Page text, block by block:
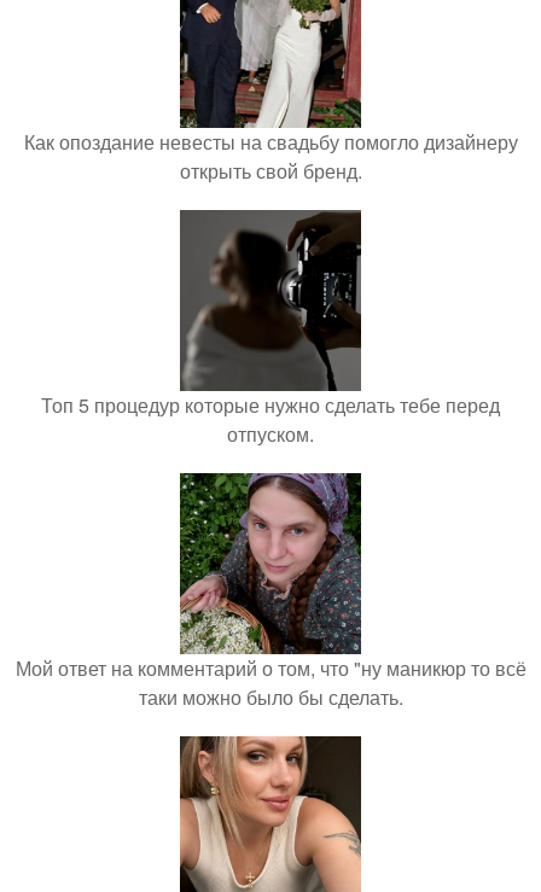
Как опоздание невесты на свадьбу помогло дизайнеру
открыть свой бренд.
Топ 5 процедур которые нужно сделать тебе перед
отпуском.
Мой ответ на комментарий о том, что "ну маникюр то всё
таки можно было бы сделать.